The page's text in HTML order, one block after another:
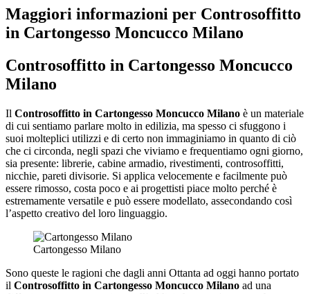
Maggiori informazioni per Controsoffitto
in Cartongesso Moncucco Milano
Controsoffitto in Cartongesso Moncucco
Milano
Il Controsoffitto in Cartongesso Moncucco Milano è un materiale
di cui sentiamo parlare molto in edilizia, ma spesso ci sfuggono i
suoi molteplici utilizzi e di certo non immaginiamo in quanto di ciò
che ci circonda, negli spazi che viviamo e frequentiamo ogni giorno,
sia presente: librerie, cabine armadio, rivestimenti, controsoffitti,
nicchie, pareti divisorie. Si applica velocemente e facilmente può
essere rimosso, costa poco e ai progettisti piace molto perché è
estremamente versatile e può essere modellato, assecondando così
l’aspetto creativo del loro linguaggio.
Cartongesso Milano
Sono queste le ragioni che dagli anni Ottanta ad oggi hanno portato
il Controsoffitto in Cartongesso Moncucco Milano ad una